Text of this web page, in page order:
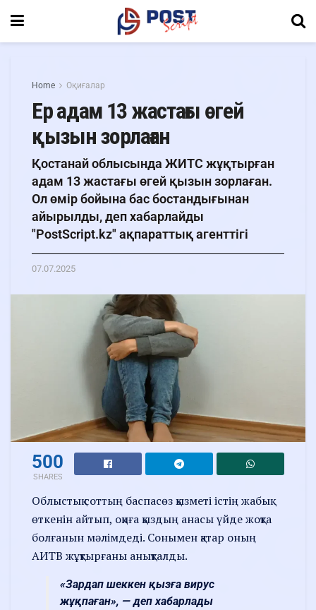
Home Оқиғалар
Ер адам 13 жастағы өгей
қызын зорлаған
Қостанай облысында ЖИТС жұқтырған
адам 13 жастағы өгей қызын зорлаған.
Ол өмір бойына бас бостандығынан
айырылды, деп хабарлайды
"PostScript.kz" ақпараттық агенттігі
07.07.2025
500
SHARES
Облыстық соттың баспасөз қызметі істің жабық
өткенін айтып, оқиға қыздың анасы үйде жоқта
болғанын мәлімдеді. Сонымен қатар оның
АИТВ жұқтырғаны анықталды.
«Зардап шеккен қызға вирус
жұқпаған», — деп хабарлады